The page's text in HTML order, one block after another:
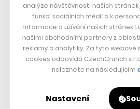
analýze návštěvnosti našich
funkcí sociálních médií a k
Informace o užívání našich stránek
našimi obchodními partnery z
reklamy a analytiky. Za tyto webové
cookies odpovídá CzechCrunch
naleznete na následujícím
Nastavení